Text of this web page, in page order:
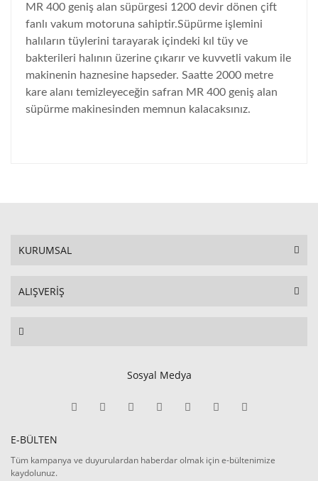
MR 400 geniş alan süpürgesi 1200 devir dönen çift
fanlı vakum motoruna sahiptir.Süpürme işlemini
halıların tüylerini tarayarak içindeki kıl tüy ve
bakterileri halının üzerine çıkarır ve kuvvetli vakum ile
makinenin haznesine hapseder. Saatte 2000 metre
kare alanı temizleyeceğin safran MR 400 geniş alan
süpürme makinesinden memnun kalacaksınız.
KURUMSAL
ALIŞVERİŞ
Sosyal Medya
E-BÜLTEN
Tüm kampanya ve duyurulardan haberdar olmak için e-bültenimize
kaydolunuz.